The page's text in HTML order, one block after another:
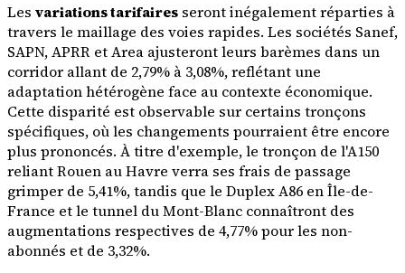
Les variations tarifaires seront inégalement réparties à
travers le maillage des voies rapides. Les sociétés Sanef,
SAPN, APRR et Area ajusteront leurs barèmes dans un
corridor allant de 2,79% à 3,08%, reflétant une
adaptation hétérogène face au contexte économique.
Cette disparité est observable sur certains tronçons
spécifiques, où les changements pourraient être encore
plus prononcés. À titre d'exemple, le tronçon de l'A150
reliant Rouen au Havre verra ses frais de passage
grimper de 5,41%, tandis que le Duplex A86 en Île-de-
France et le tunnel du Mont-Blanc connaîtront des
augmentations respectives de 4,77% pour les non-
abonnés et de 3,32%.